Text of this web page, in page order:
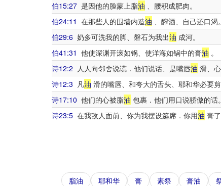
伯15:27 是因他的脸蒙上脂油 、腰积成肥肉。
伯24:11 在那些人的围墙内造油 、醡酒、自己还口渴。
伯29:6 奶多可洗我的脚、磐石为我出油 成河。
伯41:31 他使深渊开滚如锅、使洋海如锅中的膏油 。
诗12:2 人人向邻舍说谎．他们说话、是嘴唇油 滑、
诗12:3 凡油 滑的嘴唇、和夸大的舌头、耶和华必要剪
诗17:10 他们的心被脂油 包裹．他们用口说骄傲的话。
诗23:5 在我敌人面前、你为我摆设筵席．你用油 膏
脂油 耶和华 膏 素祭 膏油